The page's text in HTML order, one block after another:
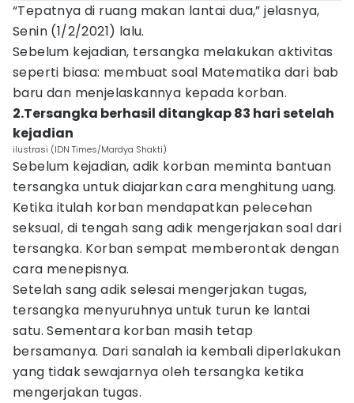
“Tepatnya di ruang makan lantai dua,” jelasnya,
Senin (1/2/2021) lalu.
Sebelum kejadian, tersangka melakukan aktivitas
seperti biasa: membuat soal Matematika dari bab
baru dan menjelaskannya kepada korban.
2.Tersangka berhasil ditangkap 83 hari setelah
kejadian
ilustrasi (IDN Times/Mardya Shakti)
Sebelum kejadian, adik korban meminta bantuan
tersangka untuk diajarkan cara menghitung uang.
Ketika itulah korban mendapatkan pelecehan
seksual, di tengah sang adik mengerjakan soal dari
tersangka. Korban sempat memberontak dengan
cara menepisnya.
Setelah sang adik selesai mengerjakan tugas,
tersangka menyuruhnya untuk turun ke lantai
satu. Sementara korban masih tetap
bersamanya. Dari sanalah ia kembali diperlakukan
yang tidak sewajarnya oleh tersangka ketika
mengerjakan tugas.